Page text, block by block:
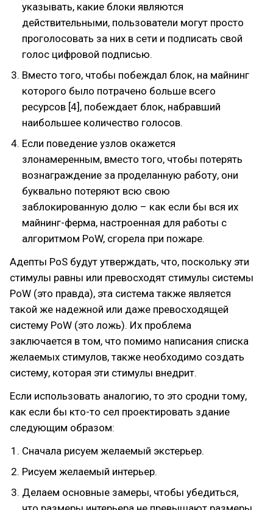
указывать, какие блоки являются
действительными, пользователи могут просто
проголосовать за них в сети и подписать свой
голос цифровой подписью.
Вместо того, чтобы побеждал блок, на майнинг
которого было потрачено больше всего
ресурсов [4], побеждает блок, набравший
наибольшее количество голосов.
Если поведение узлов окажется
злонамеренным, вместо того, чтобы потерять
вознаграждение за проделанную работу, они
буквально потеряют всю свою
заблокированную долю – как если бы вся их
майнинг-ферма, настроенная для работы с
алгоритмом PoW, сгорела при пожаре.
Адепты PoS будут утверждать, что, поскольку эти
стимулы равны или превосходят стимулы системы
PoW (это правда), эта система также является
такой же надежной или даже превосходящей
систему PoW (это ложь). Их проблема
заключается в том, что помимо написания списка
желаемых стимулов, также необходимо создать
систему, которая эти стимулы внедрит.
Если использовать аналогию, то это сродни тому,
как если бы кто-то сел проектировать здание
следующим образом:
Сначала рисуем желаемый экстерьер.
Рисуем желаемый интерьер.
Делаем основные замеры, чтобы убедиться,